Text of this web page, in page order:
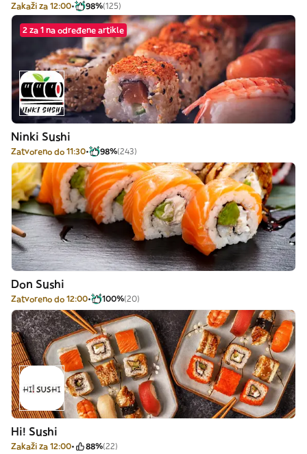
Zakaži za 12:00 98%(125)
2 za 1 na određene artikle
Ninki Sushi
Zatvoreno do 11:30 98%(243)
Don Sushi
Zatvoreno do 12:00 100%(20)
Hi! Sushi
Zakaži za 12:00 88%(22)